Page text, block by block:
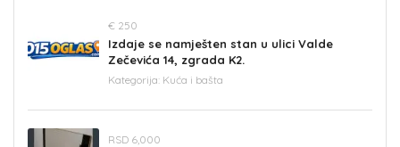
€ 250
Izdaje se namješten stan u ulici Valde
Zečevića 14, zgrada K2.
Kategorija: Kuća i bašta
RSD 6,000